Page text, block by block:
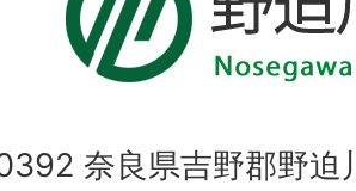
奈良県吉野郡野迫